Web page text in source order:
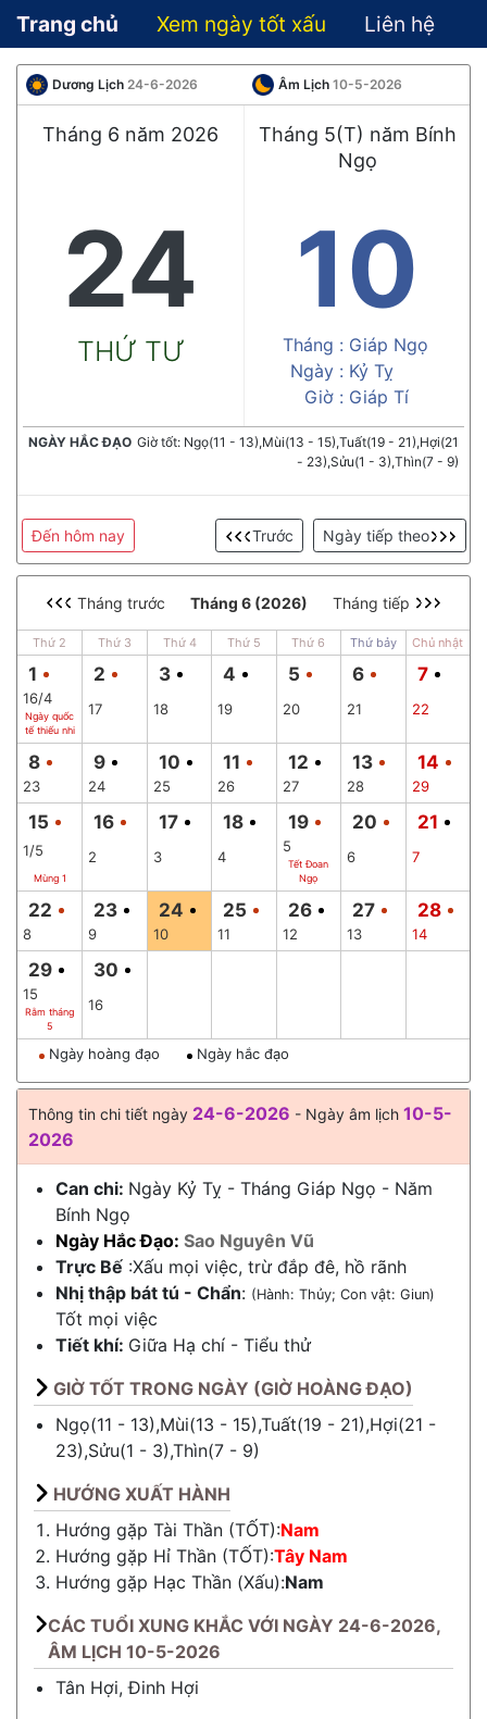
Trang chủ Xem ngày tốt xấu Liên hệ
Dương Lịch 24-6-2026 Âm Lịch 10-5-2026
Tháng 6 năm 2026
Tháng 5(T) năm Bính
Ngọ
24
THỨ TƯ
10
Tháng : Giáp Ngọ
Ngày : Kỷ Tỵ
Giờ : Giáp Tí
NGÀY HẮC ĐẠO Giờ tốt: Ngọ(11 - 13),Mùi(13 - 15),Tuất(19 - 21),Hợi(21
- 23),Sửu(1 - 3),Thìn(7 - 9)
Đến hôm nay Ngày tiếp theo
Trước
Tháng trước Tháng 6 (2026) Tháng tiếp
Thứ 2 Thứ 3 Thứ 4 Thứ 5 Thứ 6 Thứ bảy Chủ nhật
1
16/4
Ngày quốc
tế thiếu nhi
2
17
3
18
4
19
5
20
6
21
7
22
8
23
9
24
10
25
11
26
12
27
13
28
14
29
15
1/5
Mùng 1
16
2
17
3
18
4
19
5
Tết Đoan
Ngọ
20
6
21
7
22
8
23
9
24
10
25
11
26
12
27
13
28
14
29
15
Rằm tháng
5
30
16
Ngày hoàng đạo Ngày hắc đạo
Thông tin chi tiết ngày 24-6-2026 - Ngày âm lịch 10-5-
2026
Can chi: Ngày Kỷ Tỵ - Tháng Giáp Ngọ - Năm
Bính Ngọ
Ngày Hắc Đạo: Sao Nguyên Vũ
Trực Bế :Xấu mọi việc, trừ đắp đê, hồ rãnh
Nhị thập bát tú - Chẩn: (Hành: Thủy; Con vật: Giun)
Tốt mọi việc
Tiết khí: Giữa Hạ chí - Tiểu thử
GIỜ TỐT TRONG NGÀY (GIỜ HOÀNG ĐẠO)
Ngọ(11 - 13),Mùi(13 - 15),Tuất(19 - 21),Hợi(21 -
23),Sửu(1 - 3),Thìn(7 - 9)
HƯỚNG XUẤT HÀNH
Hướng gặp Tài Thần (TỐT):Nam
Hướng gặp Hỉ Thần (TỐT):Tây Nam
Hướng gặp Hạc Thần (Xấu):Nam
CÁC TUỔI XUNG KHẮC VỚI NGÀY 24-6-2026,
ÂM LỊCH 10-5-2026
Tân Hợi, Đinh Hợi